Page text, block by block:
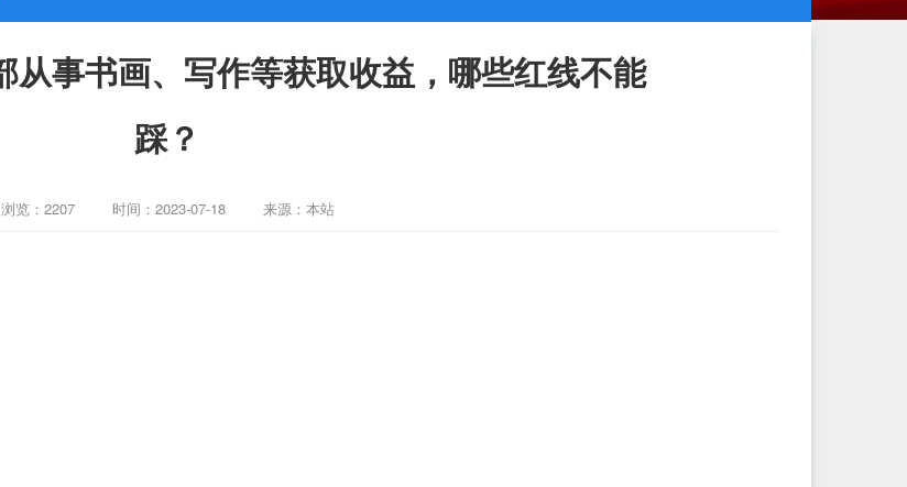
从事书画、写作等获取收益，哪些红线不能
踩？
浏览：2207 时间：2023-07-18 来源：本站